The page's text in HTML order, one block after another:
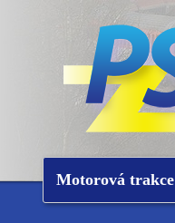
Motorová trakce